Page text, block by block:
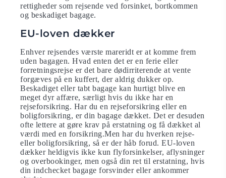
rettigheder som rejsende ved forsinket, bortkommen
og beskadiget bagage.
EU-loven dækker
Enhver rejsendes værste mareridt er at komme frem
uden bagagen. Hvad enten det er en ferie eller
forretningsrejse er det bare dødirriterende at vente
forgæves på en kuffert, der aldrig dukker op.
Beskadiget eller tabt bagage kan hurtigt blive en
meget dyr affære, særligt hvis du ikke har en
rejseforsikring. Har du en rejseforsikring eller en
boligforsikring, er din bagage dækket. Det er desuden
ofte lettere at gøre krav på erstatning og få dækket al
værdi med en forsikring.Men har du hverken rejse-
eller boligforsikring, så er der håb forud. EU-loven
dækker heldigvis ikke kun flyforsinkelser, aflysninger
og overbookinger, men også din ret til erstatning, hvis
din indchecket bagage forsvinder eller ankommer